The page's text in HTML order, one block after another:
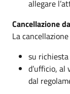
allegare
Cancellazione
La
su richiesta
d’ufficio,
dal